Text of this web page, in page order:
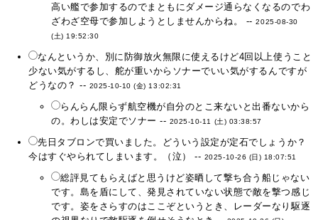
高い艦で参加するのでまともにダメージ通らなくなるのでわ
ざわざ空母で参加しようとしませんからね。 --2025-08-30
(土) 19:52:30
なんというか、別に防御放火無限に使えるけど4回以上使うこと
少ない気がするし、舵が重いからソナーでいい気がするんですが
どうなの？ -- 2025-10-10 (金) 13:02:31
らんらん限らず航空機が自分のとこ来ないと出番ないから
の。わしは安定でソナー -- 2025-10-11 (土) 03:38:57
先日タブロンで買いました。どういう設定が定石でしょうか？
今はすぐやられてしまいます。（泣） -- 2025-10-26 (日) 18:07:51
総評見てもらえばと思うけど姿晒して撃ち合う船じゃない
です。島を盾にして、発見されていない状態で敵を撃つ感じ
です。姿をさらすのはここぞというとき、レーダーなり駆逐